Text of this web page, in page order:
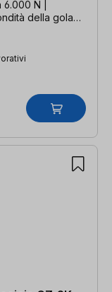
N |
della gola